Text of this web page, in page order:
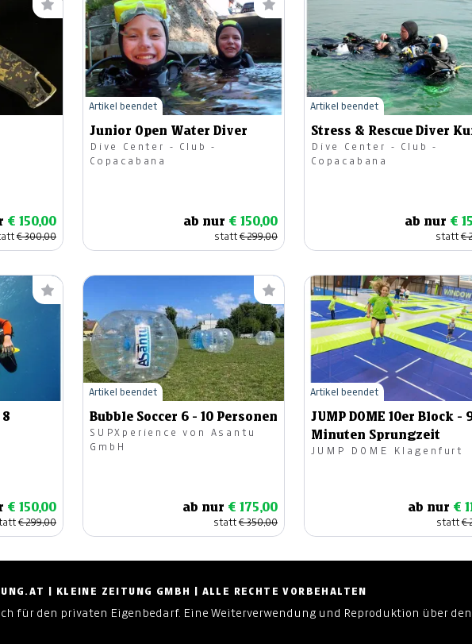
€ 150,00
€ 300,00
Junior Open Water Diver
Dive Center - Club -
Copacabana
ab nur € 150,00
statt€ 299,00
Artikel beendet
Stress & Rescue Diver
Dive Center - Club -
Copacabana
ab nur €
statt€
Artikel beendet
€ 150,00
€ 299,00
Bubble Soccer 6 - 10 Personen
SUPXperience von Asantu
GmbH
ab nur € 175,00
statt€ 350,00
Artikel beendet
JUMP DOME 10er Block -
Minuten Sprungzeit
JUMP DOME Klagenfurt
ab nur €
statt€
Artikel beendet
| KLEINE ZEITUNG GMBH | ALLE RECHTE VORBEHALTEN
für den privaten Eigenbedarf. Eine Weiterverwendung und Reproduktion über